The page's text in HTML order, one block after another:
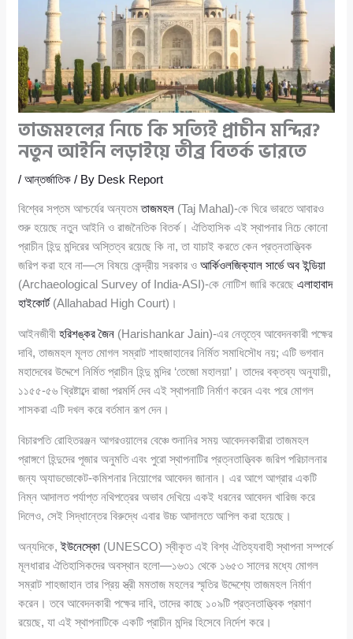
তাজমহলের নিচে কি সত্যিই প্রাচীন মন্দির?
নতুন আইনি লড়াইয়ে তীব্র বিতর্ক ভারতে
/আন্তর্জাতিক / By Desk Report
বিশ্বের সপ্তম আশ্চর্যের অন্যতমতাজমহল (Taj Mahal)-কে ঘিরে ভারতে আবারও
শুরু হয়েছে নতুন আইনি ও রাজনৈতিক বিতর্ক। ঐতিহাসিক এই স্থাপনার নিচে কোনো
প্রাচীন হিন্দু মন্দিরের অস্তিত্ব রয়েছে কি না, তা যাচাই করতে কেন প্রত্নতাত্ত্বিক
জরিপ করা হবে না—সে বিষয়ে কেন্দ্রীয় সরকার ওআর্কিওলজিক্যাল সার্ভে অব ইন্ডিয়া
(Archaeological Survey of India-ASI)-কে নোটিশ জারি করেছেএলাহাবাদ
হাইকোর্ট(Allahabad High Court)।
আইনজীবীহরিশঙ্কর জৈন (Harishankar Jain)-এর নেতৃত্বে আবেদনকারী পক্ষের
দাবি, তাজমহল মূলত মোগল সম্রাট শাহজাহানের নির্মিত সমাধিসৌধ নয়; এটি ভগবান
মহাদেবের উদ্দেশে নির্মিত প্রাচীন হিন্দু মন্দির ‘তেজো মহালয়া’। তাদের বক্তব্য অনুযায়ী,
১১৫৫-৫৬ খ্রিষ্টাব্দে রাজা পরমর্দি দেব এই স্থাপনাটি নির্মাণ করেন এবং পরে মোগল
শাসকরা এটি দখল করে বর্তমান রূপ দেন।
বিচারপতি রোহিতরঞ্জন আগরওয়ালের বেঞ্চে শুনানির সময় আবেদনকারীরা তাজমহল
প্রাঙ্গণে হিন্দুদের পূজার অনুমতি এবং পুরো স্থাপনাটির প্রত্নতাত্ত্বিক জরিপ পরিচালনার
জন্য অ্যাডভোকেট-কমিশনার নিয়োগের আবেদন জানান। এর আগে আগ্রার একটি
নিম্ন আদালত পর্যাপ্ত নথিপত্রের অভাব দেখিয়ে একই ধরনের আবেদন খারিজ করে
দিলেও, সেই সিদ্ধান্তের বিরুদ্ধে এবার উচ্চ আদালতে আপিল করা হয়েছে।
অন্যদিকে,ইউনেস্কো (UNESCO) স্বীকৃত এই বিশ্ব ঐতিহ্যবাহী স্থাপনা সম্পর্কে
মূলধারার ঐতিহাসিকদের অবস্থান হলো—১৬৩১ থেকে ১৬৫৩ সালের মধ্যে মোগল
সম্রাট শাহজাহান তার প্রিয় স্ত্রী মমতাজ মহলের স্মৃতির উদ্দেশ্যে তাজমহল নির্মাণ
করেন। তবে আবেদনকারী পক্ষের দাবি, তাদের কাছে ১০৯টি প্রত্নতাত্ত্বিক প্রমাণ
রয়েছে, যা এই স্থাপনাটিকে একটি প্রাচীন মন্দির হিসেবে নির্দেশ করে।